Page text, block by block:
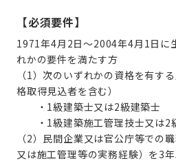
【必須要件】
1971年4月2日〜2004年4月1日に
れかの要件を満たす方
（1）次のいずれかの資格を有す
格取得見込者を含む）
・1級建築士又は2級建築士
・1級建築施工管理技士又は2
（2）民間企業又は官公庁等での
又は施工管理等の実務経験）を3